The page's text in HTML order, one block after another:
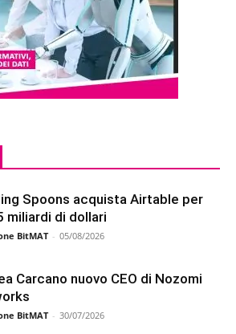
Spoons acquista Airtable per
miliardi di dollari
BitMAT - 05/08/2026
Carcano nuovo CEO di Nozomi
BitMAT - 30/07/2026